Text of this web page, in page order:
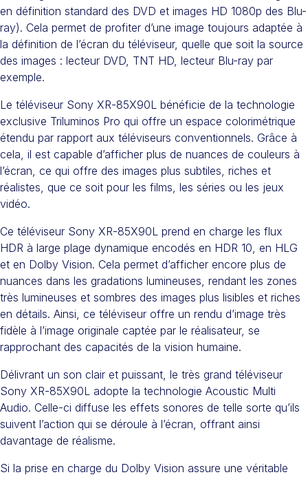
en définition standard des DVD et images HD 1080p des Blu-
ray). Cela permet de profiter d’une image toujours adaptée à
la définition de l’écran du téléviseur, quelle que soit la source
des images : lecteur DVD, TNT HD, lecteur Blu-ray par
exemple.
Le téléviseur Sony XR-85X90L bénéficie de la technologie
exclusive Triluminos Pro qui offre un espace colorimétrique
étendu par rapport aux téléviseurs conventionnels. Grâce à
cela, il est capable d’afficher plus de nuances de couleurs à
l’écran, ce qui offre des images plus subtiles, riches et
réalistes, que ce soit pour les films, les séries ou les jeux
vidéo.
Ce téléviseur Sony XR-85X90L prend en charge les flux
HDR à large plage dynamique encodés en HDR 10, en HLG
et en Dolby Vision. Cela permet d’afficher encore plus de
nuances dans les gradations lumineuses, rendant les zones
très lumineuses et sombres des images plus lisibles et riches
en détails. Ainsi, ce téléviseur offre un rendu d’image très
fidèle à l’image originale captée par le réalisateur, se
rapprochant des capacités de la vision humaine.
Délivrant un son clair et puissant, le très grand téléviseur
Sony XR-85X90L adopte la technologie Acoustic Multi
Audio. Celle-ci diffuse les effets sonores de telle sorte qu’ils
suivent l’action qui se déroule à l’écran, offrant ainsi
davantage de réalisme.
Si la prise en charge du Dolby Vision assure une véritable